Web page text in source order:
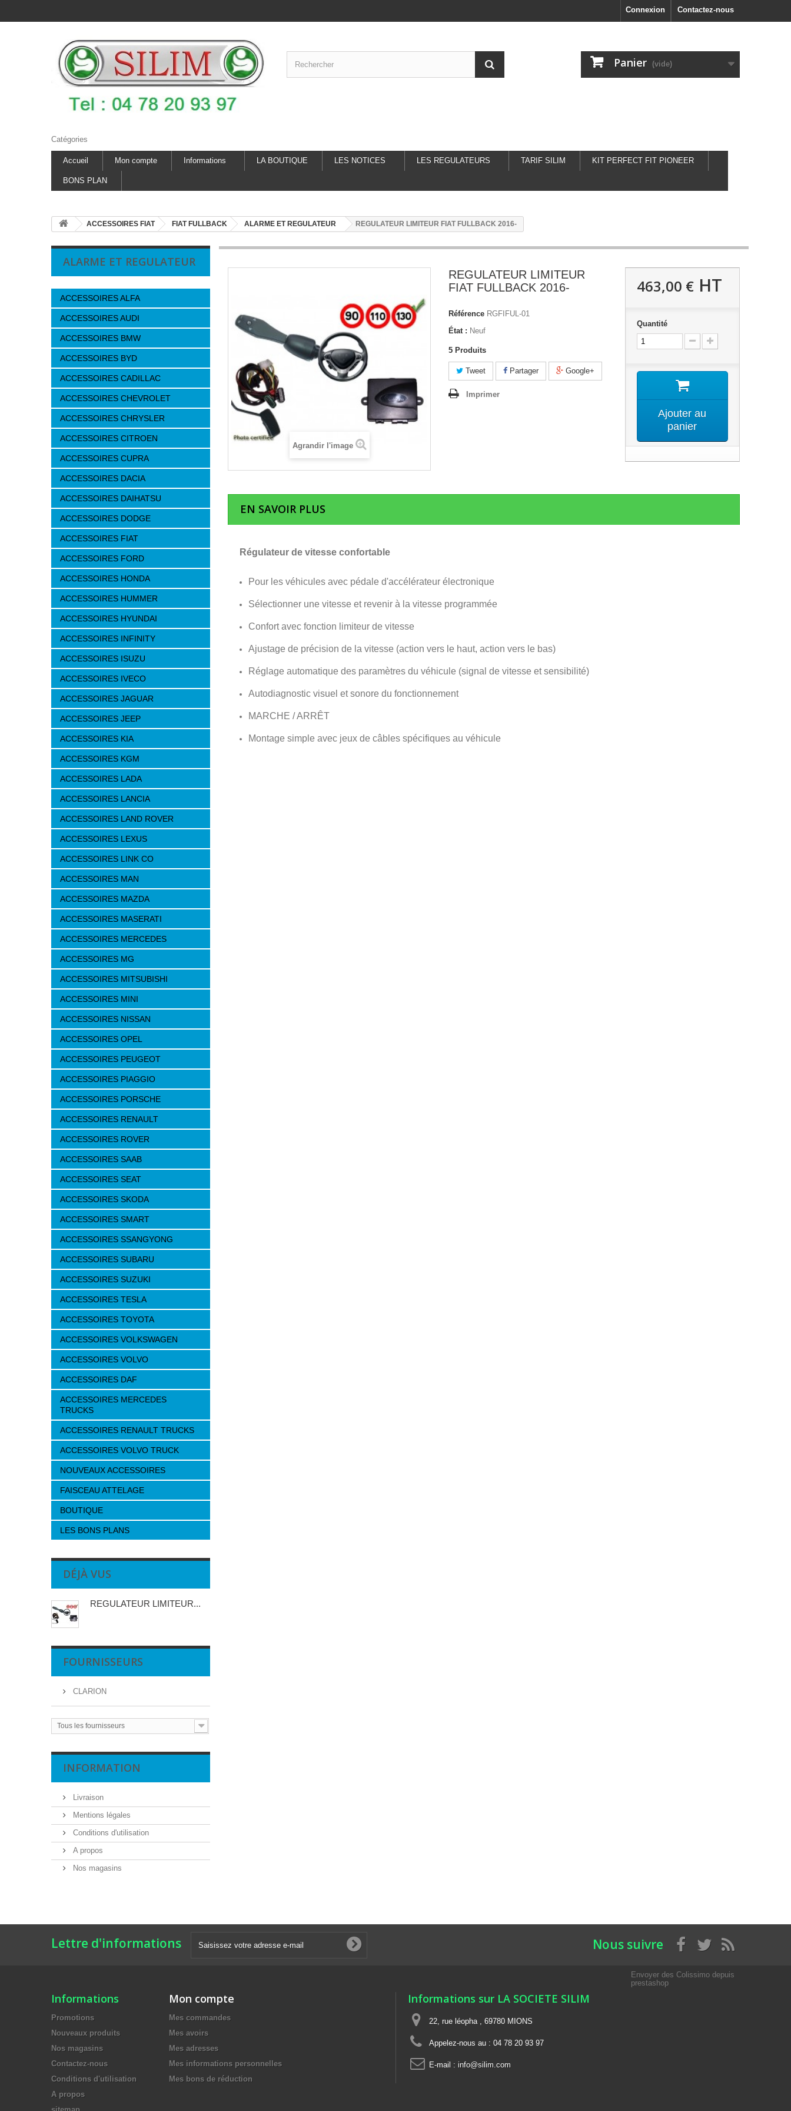
Contactez-nous
Connexion
Panier (vide)
Catégories
Accueil Mon compte Informations LA BOUTIQUE LES NOTICES LES REGULATEURS TARIF SILIM KIT PERFECT FIT PIONEER
BONS PLAN
ACCESSOIRES FIAT FIAT FULLBACK ALARME ET REGULATEUR REGULATEUR LIMITEUR FIAT FULLBACK 2016-
ALARME ET REGULATEUR
ACCESSOIRES ALFA
ACCESSOIRES AUDI
ACCESSOIRES BMW
ACCESSOIRES BYD
ACCESSOIRES CADILLAC
ACCESSOIRES CHEVROLET
ACCESSOIRES CHRYSLER
ACCESSOIRES CITROEN
ACCESSOIRES CUPRA
ACCESSOIRES DACIA
ACCESSOIRES DAIHATSU
ACCESSOIRES DODGE
ACCESSOIRES FIAT
ACCESSOIRES FORD
ACCESSOIRES HONDA
ACCESSOIRES HUMMER
ACCESSOIRES HYUNDAI
ACCESSOIRES INFINITY
ACCESSOIRES ISUZU
ACCESSOIRES IVECO
ACCESSOIRES JAGUAR
ACCESSOIRES JEEP
ACCESSOIRES KIA
ACCESSOIRES KGM
ACCESSOIRES LADA
ACCESSOIRES LANCIA
ACCESSOIRES LAND ROVER
ACCESSOIRES LEXUS
ACCESSOIRES LINK CO
ACCESSOIRES MAN
ACCESSOIRES MAZDA
ACCESSOIRES MASERATI
ACCESSOIRES MERCEDES
ACCESSOIRES MG
ACCESSOIRES MITSUBISHI
ACCESSOIRES MINI
ACCESSOIRES NISSAN
ACCESSOIRES OPEL
ACCESSOIRES PEUGEOT
ACCESSOIRES PIAGGIO
ACCESSOIRES PORSCHE
ACCESSOIRES RENAULT
ACCESSOIRES ROVER
ACCESSOIRES SAAB
ACCESSOIRES SEAT
ACCESSOIRES SKODA
ACCESSOIRES SMART
ACCESSOIRES SSANGYONG
ACCESSOIRES SUBARU
ACCESSOIRES SUZUKI
ACCESSOIRES TESLA
ACCESSOIRES TOYOTA
ACCESSOIRES VOLKSWAGEN
ACCESSOIRES VOLVO
ACCESSOIRES DAF
ACCESSOIRES MERCEDES
TRUCKS
ACCESSOIRES RENAULT TRUCKS
ACCESSOIRES VOLVO TRUCK
NOUVEAUX ACCESSOIRES
FAISCEAU ATTELAGE
BOUTIQUE
LES BONS PLANS
DÉJÀ VUS
REGULATEUR LIMITEUR...
FOURNISSEURS
CLARION
Tous les fournisseurs
INFORMATION
Livraison
Mentions légales
Conditions d'utilisation
A propos
Nos magasins
Agrandir l'image
REGULATEUR LIMITEUR
FIAT FULLBACK 2016-
Référence RGFIFUL-01
État : Neuf
5 Produits
Tweet Partager Google+
Imprimer
463,00 €HT
Quantité
Ajouter au
panier
EN SAVOIR PLUS
Régulateur de vitesse confortable
Pour les véhicules avec pédale d'accélérateur électronique
Sélectionner une vitesse et revenir à la vitesse programmée
Confort avec fonction limiteur de vitesse
Ajustage de précision de la vitesse (action vers le haut, action vers le bas)
Réglage automatique des paramètres du véhicule (signal de vitesse et sensibilité)
Autodiagnostic visuel et sonore du fonctionnement
MARCHE / ARRÊT
Montage simple avec jeux de câbles spécifiques au véhicule
Lettre d'informations Nous suivre
Informations
Promotions
Nouveaux produits
Nos magasins
Contactez-nous
Conditions d'utilisation
A propos
Mon compte
Mes commandes
Mes avoirs
Mes adresses
Mes informations personnelles
Mes bons de réduction
Informations sur LA SOCIETE SILIM
22, rue léopha , 69780 MIONS
Appelez-nous au : 04 78 20 93 97
E-mail : info@silim.com
Envoyer des Colissimo depuis
prestashop